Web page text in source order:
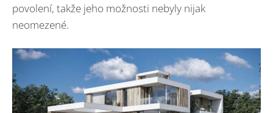
povolení, takže jeho možnosti nebyly nijak
neomezené.